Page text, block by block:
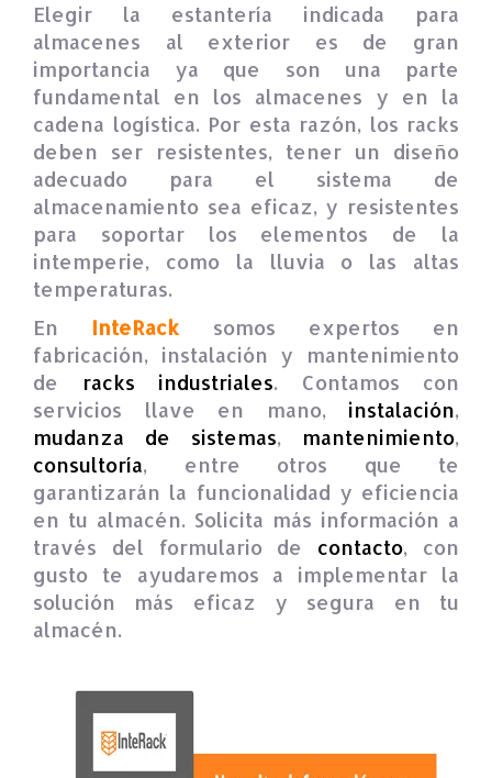
Elegir la estantería indicada para
almacenes al exterior es de gran
importancia ya que son una parte
fundamental en los almacenes y en la
cadena logística. Por esta razón, los racks
deben ser resistentes, tener un diseño
adecuado para el sistema de
almacenamiento sea eficaz, y resistentes
para soportar los elementos de la
intemperie, como la lluvia o las altas
temperaturas.
En InteRack somos expertos en
fabricación, instalación y mantenimiento
de
racks industriales. Contamos con
servicios llave en mano, instalación,
mudanza de sistemas, mantenimiento,
consultoría, entre otros que te
garantizarán la funcionalidad y eficiencia
en tu almacén. Solicita más información a
través del formulario de contacto, con
gusto te ayudaremos a implementar la
solución más eficaz y segura en tu
almacén.